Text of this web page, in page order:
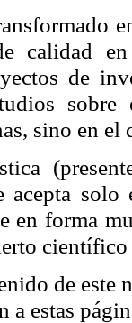
calidad
de
sino en
acepta
en forma
de este
a estas